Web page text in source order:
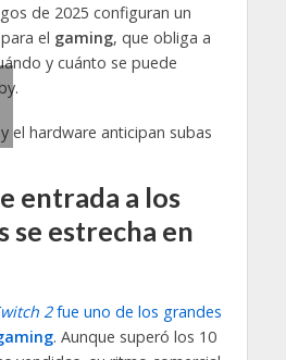
de 2025 configuran un
el gaming, que obliga a
y cuánto se puede
entrada a los
se estrecha en
2fue uno de los grandes
. Aunque superó los 10